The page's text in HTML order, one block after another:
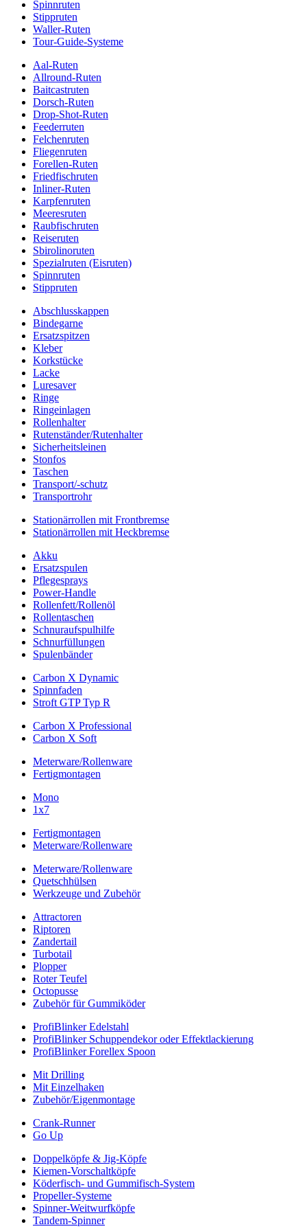
Spinnruten
Stippruten
Waller-Ruten
Tour-Guide-Systeme
Aal-Ruten
Allround-Ruten
Baitcastruten
Dorsch-Ruten
Drop-Shot-Ruten
Feederruten
Felchenruten
Fliegenruten
Forellen-Ruten
Friedfischruten
Inliner-Ruten
Karpfenruten
Meeresruten
Raubfischruten
Reiseruten
Sbirolinoruten
Spezialruten (Eisruten)
Spinnruten
Stippruten
Abschlusskappen
Bindegarne
Ersatzspitzen
Kleber
Korkstücke
Lacke
Luresaver
Ringe
Ringeinlagen
Rollenhalter
Rutenständer/Rutenhalter
Sicherheitsleinen
Stonfos
Taschen
Transport/-schutz
Transportrohr
Stationärrollen mit Frontbremse
Stationärrollen mit Heckbremse
Akku
Ersatzspulen
Pflegesprays
Power-Handle
Rollenfett/Rollenöl
Rollentaschen
Schnuraufspulhilfe
Schnurfüllungen
Spulenbänder
Carbon X Dynamic
Spinnfaden
Stroft GTP Typ R
Carbon X Professional
Carbon X Soft
Meterware/Rollenware
Fertigmontagen
Mono
1x7
Fertigmontagen
Meterware/Rollenware
Meterware/Rollenware
Quetschhülsen
Werkzeuge und Zubehör
Attractoren
Riptoren
Zandertail
Turbotail
Plopper
Roter Teufel
Octopusse
Zubehör für Gummiköder
ProfiBlinker Edelstahl
ProfiBlinker Schuppendekor oder Effektlackierung
ProfiBlinker Forellex Spoon
Mit Drilling
Mit Einzelhaken
Zubehör/Eigenmontage
Crank-Runner
Go Up
Doppelköpfe & Jig-Köpfe
Kiemen-Vorschaltköpfe
Köderfisch- und Gummifisch-System
Propeller-Systeme
Spinner-Weitwurfköpfe
Tandem-Spinner